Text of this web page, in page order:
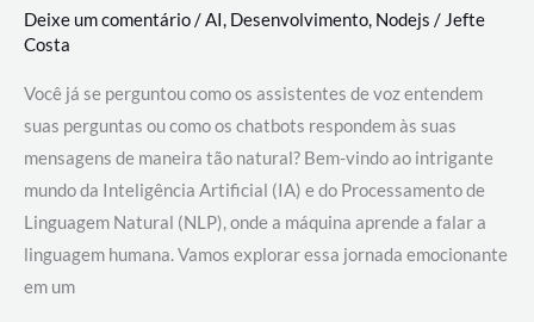
Deixe um comentário/AI, Desenvolvimento, Nodejs / Jefte
Costa
Você já se perguntou como os assistentes de voz entendem
suas perguntas ou como os chatbots respondem às suas
mensagens de maneira tão natural? Bem-vindo ao intrigante
mundo da Inteligência Artificial (IA) e do Processamento de
Linguagem Natural (NLP), onde a máquina aprende a falar a
linguagem humana. Vamos explorar essa jornada emocionante
em um